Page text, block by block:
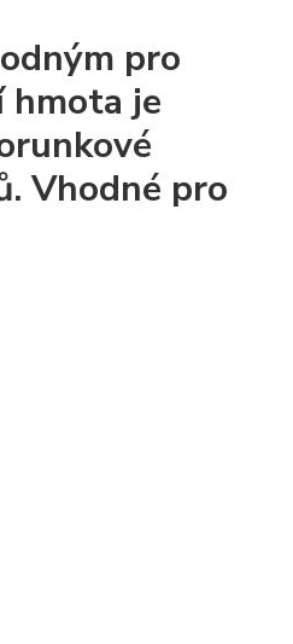
pro
hmota je
Vhodné pro